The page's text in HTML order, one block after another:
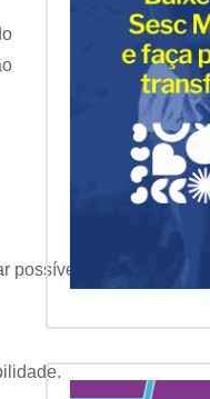
limitações e